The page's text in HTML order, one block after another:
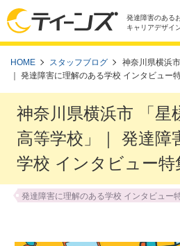
発達障害のある
キャリアデザイ
HOME スタッフブログ
神奈川県横浜
｜ 発達障害に理解のある学校 インタビュー
神奈川県横浜市 「星
高等学校」｜ 発達障
学校 インタビュー特
発達障害に理解のある学校 インタビュー